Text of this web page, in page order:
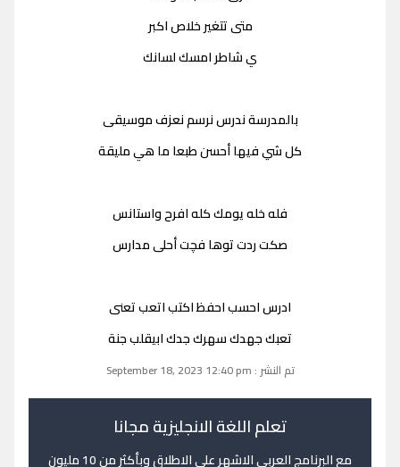
متى تتغير خلاص اكبر
ي شاطر امسك لسانك
بالمدرسة ندرس نرسم نعزف موسيقى
كل شي فيها أحسن طبعا ما هي مليقة
فله خله يومك كله افرح واستانس
صكت ردت توها فچت أحلى مدارس
ادرس احسب احفظ اكتب اتعب تعنى
تعبك جهدك سهرك جدك ابيقلب جنة
تم النشر : September 18, 2023 12:40 pm
تعلم اللغة الانجليزية مجانا
مع البرنامج العربي الاشهر على الاطلاق وبأكثر من 10 مليون